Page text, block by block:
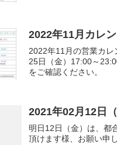
2022年11月カレ
2022年11月の営業カ
25日（金）17:00～
をご確認ください。
2021年02月12日
明日12日（金）は、都
頂けます様、お願い申